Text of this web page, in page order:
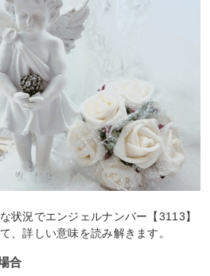
状況でエンジェルナンバー【3113】
、詳しい意味を読み解きます。
合